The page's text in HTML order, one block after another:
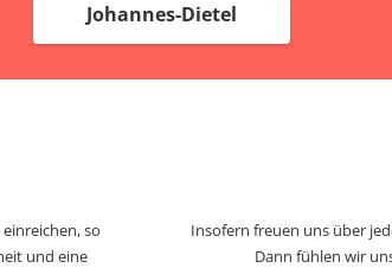
Johannes-Dietel
so
und eine
Insofern freuen uns über
Dann fühlen wir